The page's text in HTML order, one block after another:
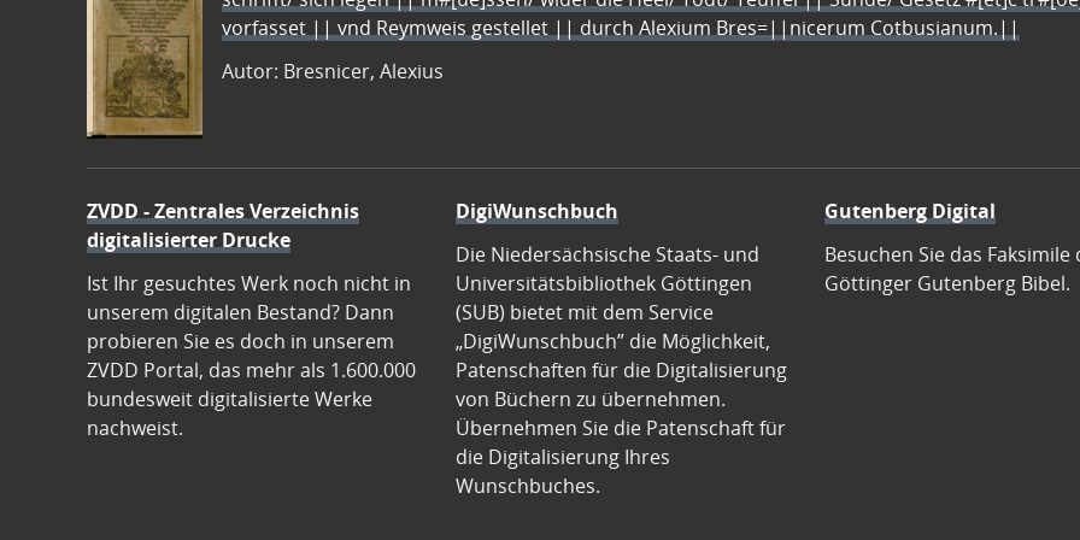
vorfasset || vnd Reymweis gestellet || durch Alexium Bres=||nicerum Cotbusianum.||
Autor: Bresnicer, Alexius
ZVDD - Zentrales Verzeichnis
digitalisierter Drucke
Ist Ihr gesuchtes Werk noch nicht in
unserem digitalen Bestand? Dann
probieren Sie es doch in unserem
ZVDD Portal, das mehr als 1.600.000
bundesweit digitalisierte Werke
nachweist.
DigiWunschbuch
Die Niedersächsische Staats- und
Universitätsbibliothek Göttingen
(SUB) bietet mit dem Service
„DigiWunschbuch” die Möglichkeit,
Patenschaften für die Digitalisierung
von Büchern zu übernehmen.
Übernehmen Sie die Patenschaft für
die Digitalisierung Ihres
Wunschbuches.
Gutenberg Digital
Besuchen Sie das Faksimile
Göttinger Gutenberg Bibel.